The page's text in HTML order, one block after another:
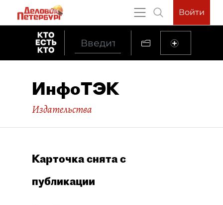
Войти
ИнфоТЭК
Издательства
Карточка снята с
публикации